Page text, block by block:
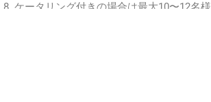
ケータリング付きの場合は最大10〜12名様